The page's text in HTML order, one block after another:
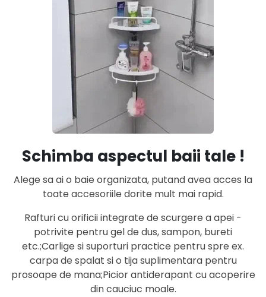
Schimba aspectul baii tale !
Alege sa ai o baie organizata, putand avea acces la
toate accesoriile dorite mult mai rapid.
Rafturi cu orificii integrate de scurgere a apei -
potrivite pentru gel de dus, sampon, bureti
etc.;Carlige si suporturi practice pentru spre ex.
carpa de spalat si o tija suplimentara pentru
prosoape de mana;Picior antiderapant cu acoperire
din cauciuc moale.